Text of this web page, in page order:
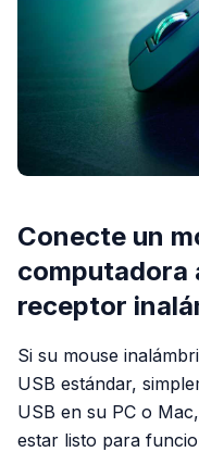
Conecte un
computadora
receptor
Si su mouse
USB estándar,
USB en su PC o
estar listo para